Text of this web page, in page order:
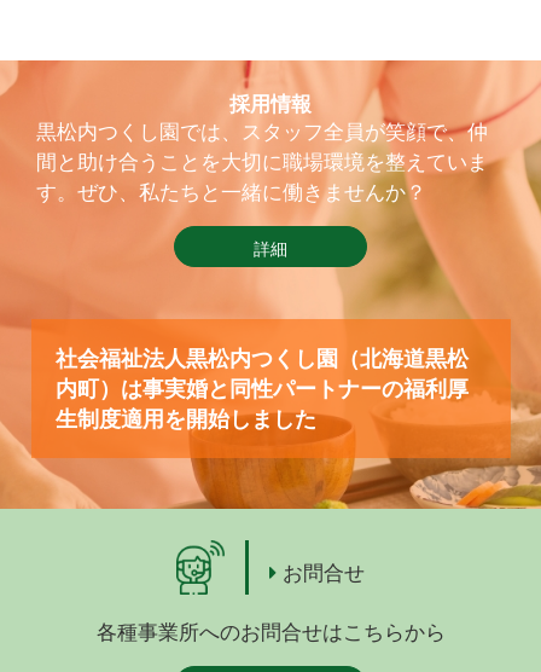
採用情報
黒松内つくし園では、スタッフ全員が笑顔で、仲
間と助け合うことを大切に職場環境を整えていま
す。ぜひ、私たちと一緒に働きませんか？
詳細
社会福祉法人黒松内つくし園（北海道黒松
内町）は事実婚と同性パートナーの福利厚
生制度適用を開始しました
お問合せ
各種事業所へのお問合せはこちらから